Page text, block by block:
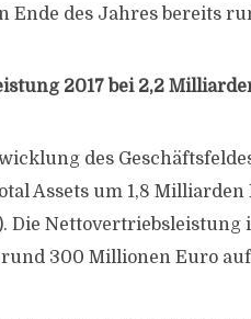
Ende des Jahres bereits
2017 bei 2,2
des
Assets um 1,8
Die
300 Millionen Euro